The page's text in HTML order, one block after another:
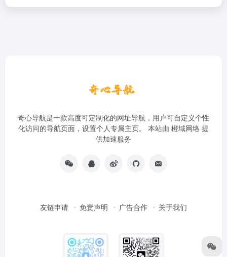
奇心导航是一款高度可定制化的网址导航，用户可自定义个性
化访问的导航页面，设置个人专属主页。 本站由 橙域网络 提
供加速服务
友链申请 免责声明 广告合作 关于我们